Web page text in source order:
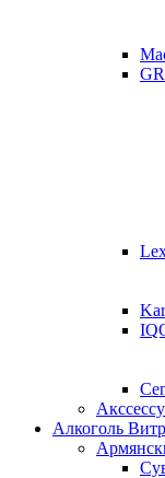
Алкоголь